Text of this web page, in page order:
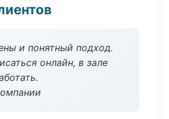
и понятный подход.
онлайн, в зале